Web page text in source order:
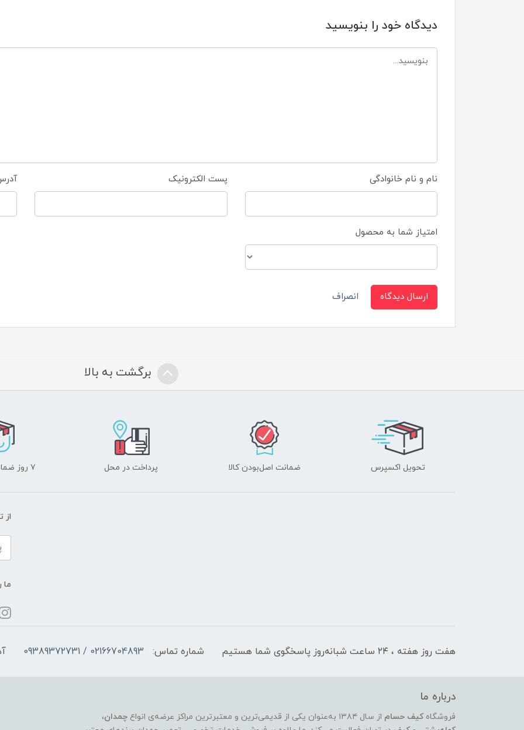
دیدگاه خود را بنویسید
نام و نام خانوادگی پست الکترونیک
امتیاز شما به محصول
ارسال دیدگاه انصراف
برگشت به بالا
تحویل اکسپرس ضمانت اصل‌بودن کالا پرداخت در محل ۷ روز ضمانت بازگشت
از
ما
هفت روز هفته ، ۲۴ ساعت شبانه‌روز پاسخگوی شما هستیم شماره تماس: 02166704893 / 09389372731
درباره ما
فروشگاه کیف حسام از سال ۱۳۸۴ به‌عنوان یکی از قدیمی‌ترین و معتبرترین مراکز عرضه‌ی انواع چمدان،